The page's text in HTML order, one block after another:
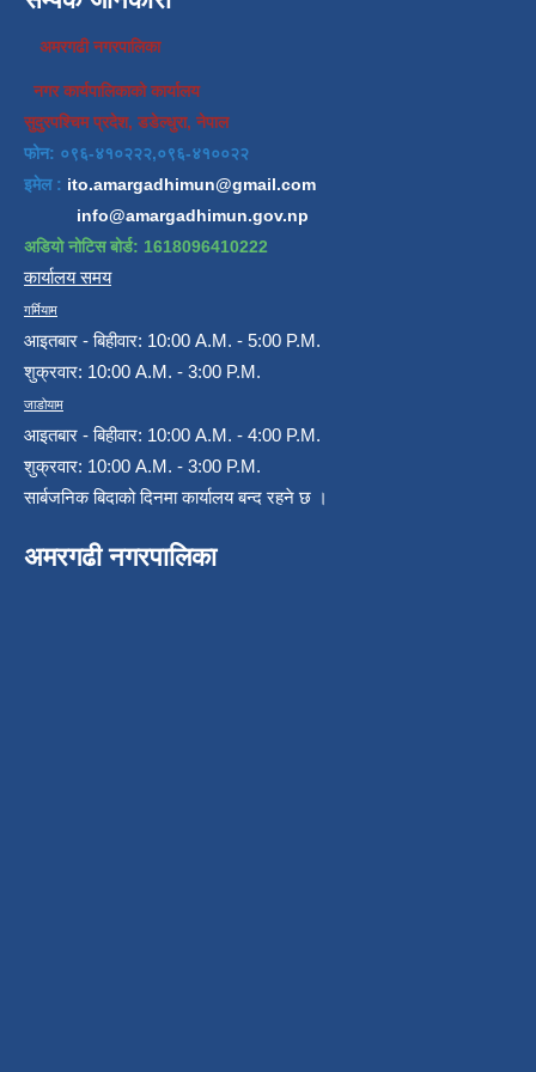
अमरगढी नगरपालिका
नगर कार्यपालिकाको कार्यालय
सुदुरपश्चिम प्रदेश, डडेल्धुरा, नेपाल
फोन: ०९६-४१०२२२,०९६-४१००२२
इमेल : ito.amargadhimun@gmail.com
info@amargadhimun.gov.np
अडियो नोटिस बोर्ड: 1618096410222
कार्यालय समय
गर्मियाम
आइतबार - बिहीवार: 10:00 A.M. - 5:00 P.M.
शुक्रवार: 10:00 A.M. - 3:00 P.M.
जाडोयाम
आइतबार - बिहीवार: 10:00 A.M. - 4:00 P.M.
शुक्रवार: 10:00 A.M. - 3:00 P.M.
सार्बजनिक बिदाको दिनमा कार्यालय बन्द रहने छ ।
अमरगढी नगरपालिका